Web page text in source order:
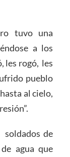
tuvo una
a los
les rogó, les
pueblo
al cielo,
soldados de
agua que